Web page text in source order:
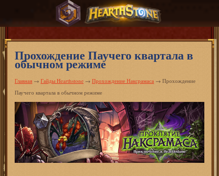
Прохождение Паучего квартала в
обычном режиме
Главная → Гайды Hearthstone → Прохождение Наксрамаса → Прохождение
Паучего квартала в обычном режиме